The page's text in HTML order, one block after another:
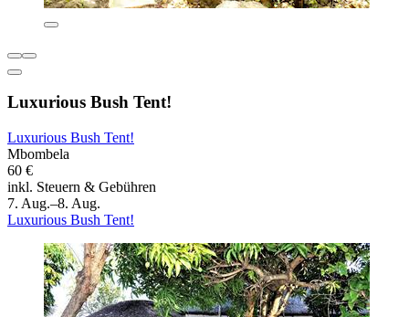
Luxurious Bush Tent!
Luxurious Bush Tent!
Mbombela
60 €
inkl. Steuern & Gebühren
7. Aug.–8. Aug.
Luxurious Bush Tent!